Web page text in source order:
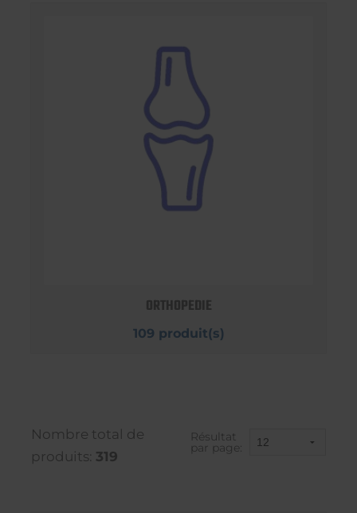
ORTHOPEDIE
109 produit(s)
Nombre total de
produits: 319
Résultat
par page: